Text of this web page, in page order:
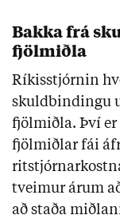
Bakka frá
fjölmiðla
Ríkisstjórnin
skuldbindingu
fjölmiðla. Því
fjölmiðlar fái
tveimur árum
að staða